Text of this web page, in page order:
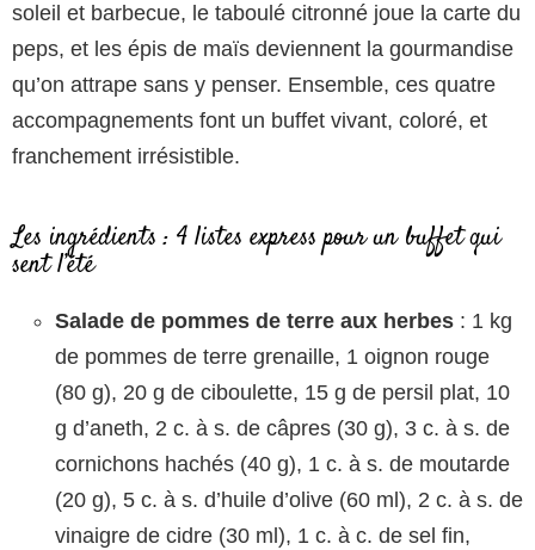
soleil et barbecue, le taboulé citronné joue la carte du
peps, et les épis de maïs deviennent la gourmandise
qu’on attrape sans y penser. Ensemble, ces quatre
accompagnements font un buffet vivant, coloré, et
franchement irrésistible.
Les ingrédients : 4 listes express pour un buffet qui
sent l’été
Salade de pommes de terre aux herbes : 1 kg
de pommes de terre grenaille, 1 oignon rouge
(80 g), 20 g de ciboulette, 15 g de persil plat, 10
g d’aneth, 2 c. à s. de câpres (30 g), 3 c. à s. de
cornichons hachés (40 g), 1 c. à s. de moutarde
(20 g), 5 c. à s. d’huile d’olive (60 ml), 2 c. à s. de
vinaigre de cidre (30 ml), 1 c. à c. de sel fin,